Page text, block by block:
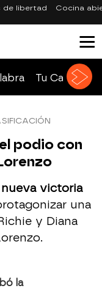
de libertad Cocina
Tu Cara Me
podio con
victoria
una
y Diana
la